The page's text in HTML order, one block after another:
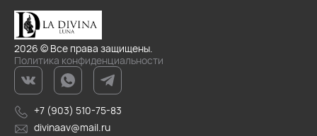
2026 © Все права защищены.
Политика конфиденциальности
+7 (903) 510-75-83
divinaav@mail.ru